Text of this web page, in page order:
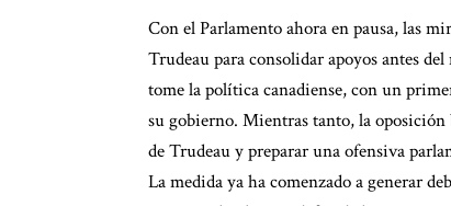
Con el Parlamento ahora en pausa, las
Trudeau para consolidar apoyos antes
tome la política canadiense, con un
su gobierno. Mientras tanto, la
de Trudeau y preparar una ofensiva
La medida ya ha comenzado a generar